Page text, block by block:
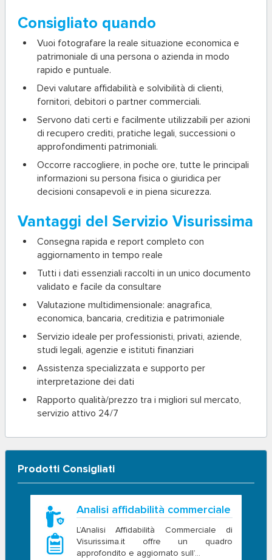
Consigliato quando
Vuoi fotografare la reale situazione economica e
patrimoniale di una persona o azienda in modo
rapido e puntuale.
Devi valutare affidabilità e solvibilità di clienti,
fornitori, debitori o partner commerciali.
Servono dati certi e facilmente utilizzabili per azioni
di recupero crediti, pratiche legali, successioni o
approfondimenti patrimoniali.
Occorre raccogliere, in poche ore, tutte le principali
informazioni su persona fisica o giuridica per
decisioni consapevoli e in piena sicurezza.
Vantaggi del Servizio Visurissima
Consegna rapida e report completo con
aggiornamento in tempo reale
Tutti i dati essenziali raccolti in un unico documento
validato e facile da consultare
Valutazione multidimensionale: anagrafica,
economica, bancaria, creditizia e patrimoniale
Servizio ideale per professionisti, privati, aziende,
studi legali, agenzie e istituti finanziari
Assistenza specializzata e supporto per
interpretazione dei dati
Rapporto qualità/prezzo tra i migliori sul mercato,
servizio attivo 24/7
Prodotti Consigliati
Analisi affidabilità commerciale
L’Analisi Affidabilità Commerciale di
Visurissima.it offre un quadro
approfondito e aggiornato sull’...